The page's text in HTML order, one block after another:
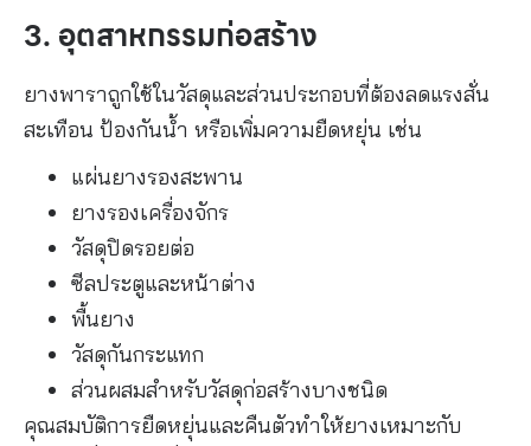
3. อุตสาหกรรมก่อสร้าง
ยางพาราถูกใช้ในวัสดุและส่วนประกอบที่ต้องลดแรงสั่น
สะเทือน ป้องกันน้ำ หรือเพิ่มความยืดหยุ่น เช่น
แผ่นยางรองสะพาน
ยางรองเครื่องจักร
วัสดุปิดรอยต่อ
ซีลประตูและหน้าต่าง
พื้นยาง
วัสดุกันกระแทก
ส่วนผสมสำหรับวัสดุก่อสร้างบางชนิด
คุณสมบัติการยืดหยุ่นและคืนตัวทำให้ยางเหมาะกับ